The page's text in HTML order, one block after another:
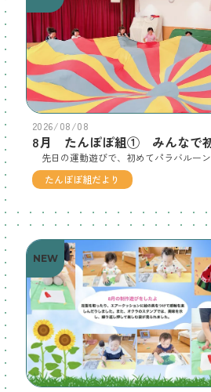
2026/08/08
たんぽぽ組だより
NEW